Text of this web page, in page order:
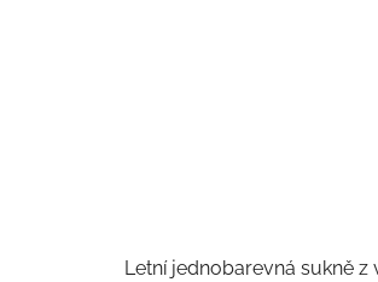
Letní jednobarevná sukně